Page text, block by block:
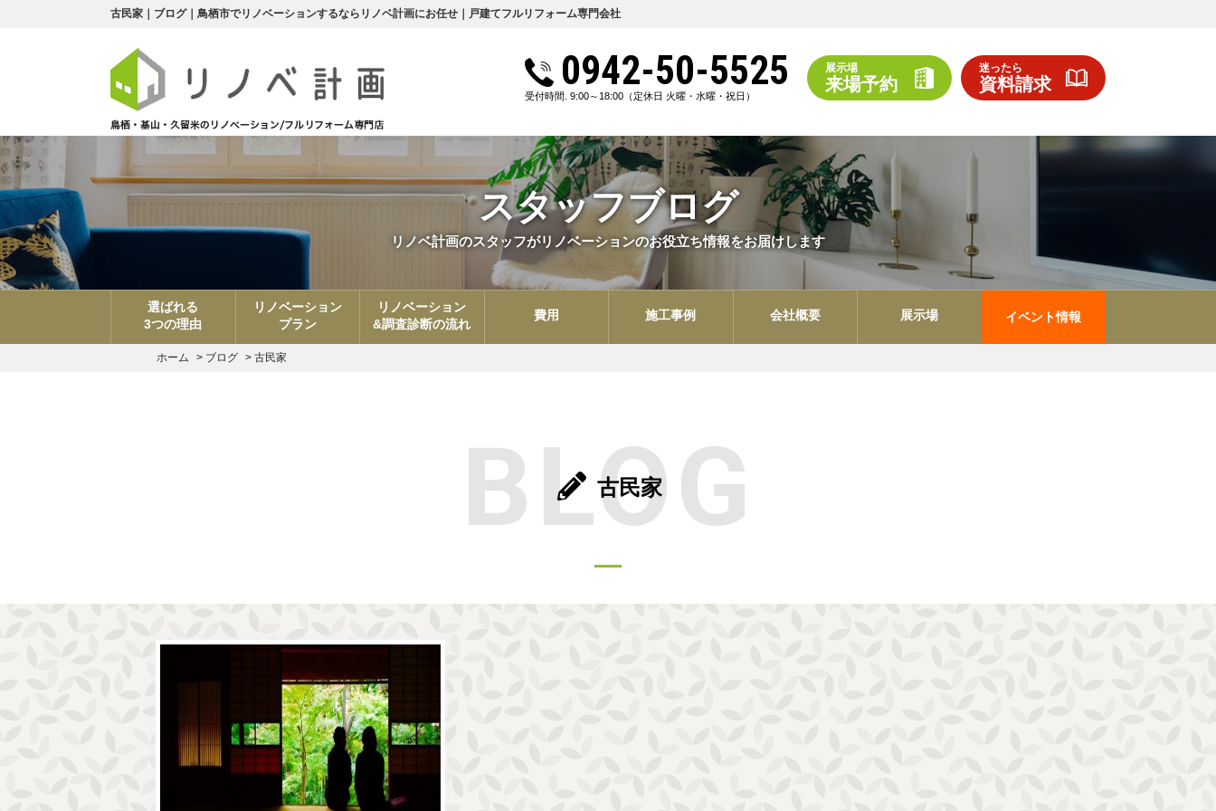
古民家｜ブログ｜鳥栖市でリノベーションするならリノベ計画にお任せ｜戸建てフルリフォーム専門会社
0942-50-5525
受付時間. 9:00～18:00 （定休日 火曜・水曜・祝日）
展示場
来場予約
迷ったら
資料請求
スタッフブログ
リノベ計画のスタッフがリノベーションのお役立ち情報をお届けします
選ばれる
3つの理由
リノベーション
プラン
リノベーション
&調査診断の流れ
費用 施工事例 会社概要 展示場 イベント情報
ホーム > ブログ > 古民家
BLOG
古民家